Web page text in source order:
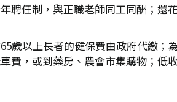
聘任制，與正職老師同工同酬；
歲以上長者的健保費由政府代繳；
費，或到藥房、農會市集購物；低